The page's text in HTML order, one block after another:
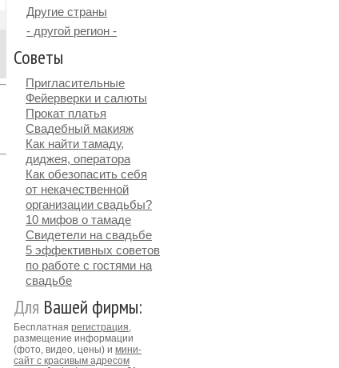
Другие страны
- другой регион -
Советы
Пригласительные
Фейерверки и салюты
Прокат платья
Свадебный макияж
Как найти тамаду,
диджея, оператора
Как обезопасить себя
от некачественной
организации свадьбы?
10 мифов о тамаде
Свидетели на свадьбе
5 эффективных советов
по работе с гостями на
свадьбе
Для Вашей фирмы:
Бесплатная регистрация,
размещение информации
(фото, видео, цены) и мини-
сайт с красивым адресом